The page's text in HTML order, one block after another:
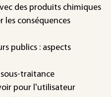
des produits chimiques
les conséquences
publics : aspects
traitance
pour l'utilisateur